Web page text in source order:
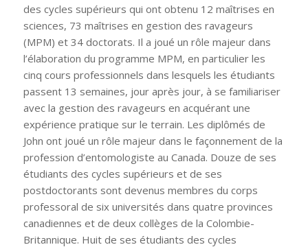
des cycles supérieurs qui ont obtenu 12 maîtrises en
sciences, 73 maîtrises en gestion des ravageurs
(MPM) et 34 doctorats. Il a joué un rôle majeur dans
l’élaboration du programme MPM, en particulier les
cinq cours professionnels dans lesquels les étudiants
passent 13 semaines, jour après jour, à se familiariser
avec la gestion des ravageurs en acquérant une
expérience pratique sur le terrain. Les diplômés de
John ont joué un rôle majeur dans le façonnement de la
profession d’entomologiste au Canada. Douze de ses
étudiants des cycles supérieurs et de ses
postdoctorants sont devenus membres du corps
professoral de six universités dans quatre provinces
canadiennes et de deux collèges de la Colombie-
Britannique. Huit de ses étudiants des cycles